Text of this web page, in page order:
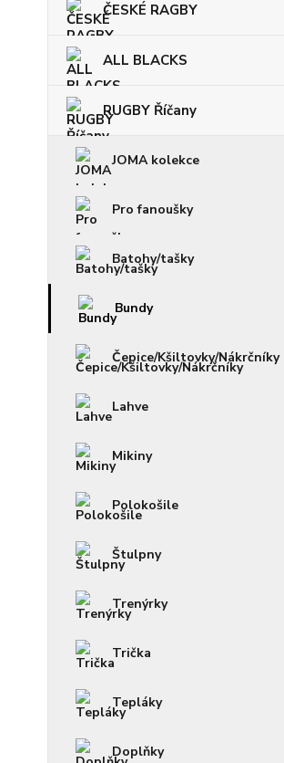
ČESKÉ RAGBY
ALL BLACKS
RUGBY Říčany
JOMA kolekce
Pro fanoušky
Batohy/tašky
Bundy
Čepice/Kšiltovky/Nákrčníky
Lahve
Mikiny
Polokošile
Štulpny
Trenýrky
Trička
Tepláky
Doplňky